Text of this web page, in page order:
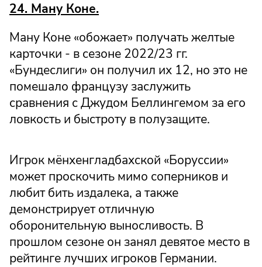
24. Ману Коне.
Ману Коне «обожает» получать желтые
карточки - в сезоне 2022/23 гг.
«Бундеслиги» он получил их 12, но это не
помешало французу заслужить
сравнения с Джудом Беллингемом за его
ловкость и быстроту в полузащите.
Игрок мёнхенгладбахской «Боруссии»
может проскочить мимо соперников и
любит бить издалека, а также
демонстрирует отличную
оборонительную выносливость. В
прошлом сезоне он занял девятое место в
рейтинге лучших игроков Германии.